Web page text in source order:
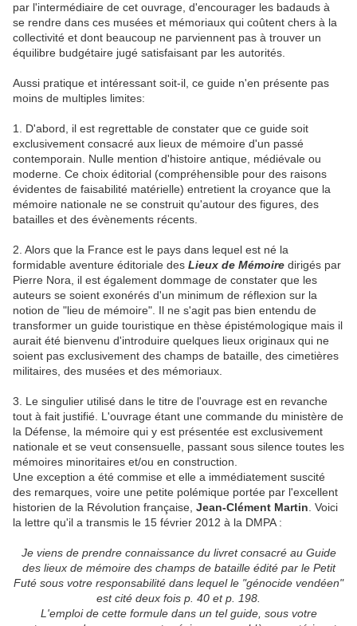
par l'intermédiaire de cet ouvrage, d'encourager les badauds à
se rendre dans ces musées et mémoriaux qui coûtent chers à la
collectivité et dont beaucoup ne parviennent pas à trouver un
équilibre budgétaire jugé satisfaisant par les autorités.
Aussi pratique et intéressant soit-il, ce guide n'en présente pas
moins de multiples limites:
1. D'abord, il est regrettable de constater que ce guide soit
exclusivement consacré aux lieux de mémoire d'un passé
contemporain. Nulle mention d'histoire antique, médiévale ou
moderne. Ce choix éditorial (compréhensible pour des raisons
évidentes de faisabilité matérielle) entretient la croyance que la
mémoire nationale ne se construit qu'autour des figures, des
batailles et des évènements récents.
2. Alors que la France est le pays dans lequel est né la
formidable aventure éditoriale des Lieux de Mémoire dirigés par
Pierre Nora, il est également dommage de constater que les
auteurs se soient exonérés d'un minimum de réflexion sur la
notion de "lieu de mémoire". Il ne s'agit pas bien entendu de
transformer un guide touristique en thèse épistémologique mais il
aurait été bienvenu d'introduire quelques lieux originaux qui ne
soient pas exclusivement des champs de bataille, des cimetières
militaires, des musées et des mémoriaux.
3. Le singulier utilisé dans le titre de l'ouvrage est en revanche
tout à fait justifié. L'ouvrage étant une commande du ministère de
la Défense, la mémoire qui y est présentée est exclusivement
nationale et se veut consensuelle, passant sous silence toutes les
mémoires minoritaires et/ou en construction.
Une exception a été commise et elle a immédiatement suscité
des remarques, voire une petite polémique portée par l'excellent
historien de la Révolution française, Jean-Clément Martin . Voici
la lettre qu'il a transmis le 15 février 2012 à la DMPA :
Je viens de prendre connaissance du livret consacré au Guide
des lieux de mémoire des champs de bataille édité par le Petit
Futé sous votre responsabilité dans lequel le "génocide vendéen"
est cité deux fois p. 40 et p. 198.
L'emploi de cette formule dans un tel guide, sous votre